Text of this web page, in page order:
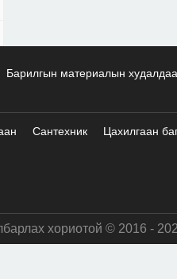
Барилгын материалын
Сантехник Цахилгаан
хориотой © 2016 -